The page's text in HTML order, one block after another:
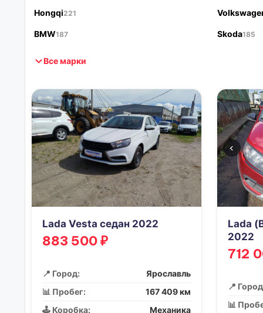
Hongqi221
BMW187 Skoda185
Все марки
Lada Vesta седан 2022
883 500 ₽
📍 Город:
Ярославль
📊 Пробег:
167 409 км
🕹️ Коробка:
Механика
‹
Lada
2022
712
📍
📊